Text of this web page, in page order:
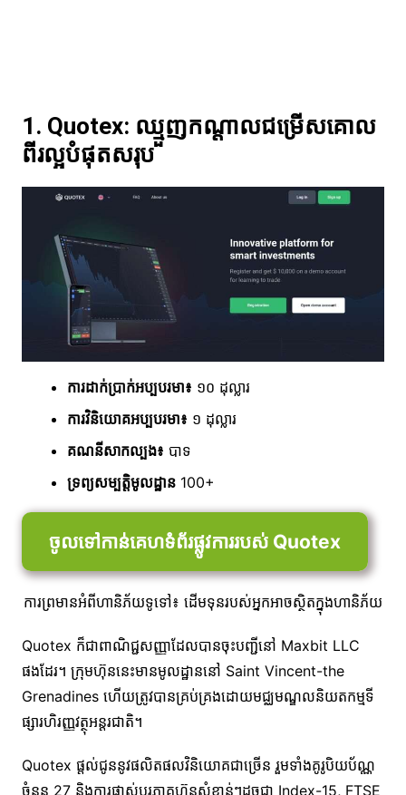
1. Quotex: ឈ្មួញកណ្តាលជម្រើសគោល
ពីរល្អបំផុតសរុប
ការដាក់ប្រាក់អប្បបរមា៖ ១០ ដុល្លារ
ការវិនិយោគអប្បបរមា៖ ១ ដុល្លារ
គណនីសាកល្បង៖ បាទ
ទ្រព្យសម្បត្តិមូលដ្ឋាន100+
ចូលទៅកាន់គេហទំព័រផ្លូវការរបស់ Quotex
ការព្រមានអំពីហានិភ័យទូទៅ៖ ដើមទុនរបស់អ្នកអាចស្ថិតក្នុងហានិភ័យ
Quotex ក៏ជាពាណិជ្ជសញ្ញាដែលបានចុះបញ្ជីនៅ Maxbit LLC
ផងដែរ។ ក្រុមហ៊ុននេះមានមូលដ្ឋាននៅ Saint Vincent-the
Grenadines ហើយត្រូវបានគ្រប់គ្រងដោយមជ្ឈមណ្ឌលនិយតកម្មទី
ផ្សារហិរញ្ញវត្ថុអន្តរជាតិ។
Quotex ផ្តល់ជូននូវផលិតផលវិនិយោគជាច្រើន រួមទាំងគូរូបិយប័ណ្ណ
ចំនួន 27 និងការផ្លាស់ប្តូរភាគហ៊ុនសំខាន់ៗដូចជា Index-15, FTSE